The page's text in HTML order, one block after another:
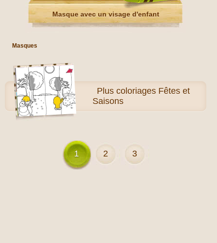
Masque avec un visage d'enfant
Masques
Plus coloriages Fêtes et
Saisons
1 2 3